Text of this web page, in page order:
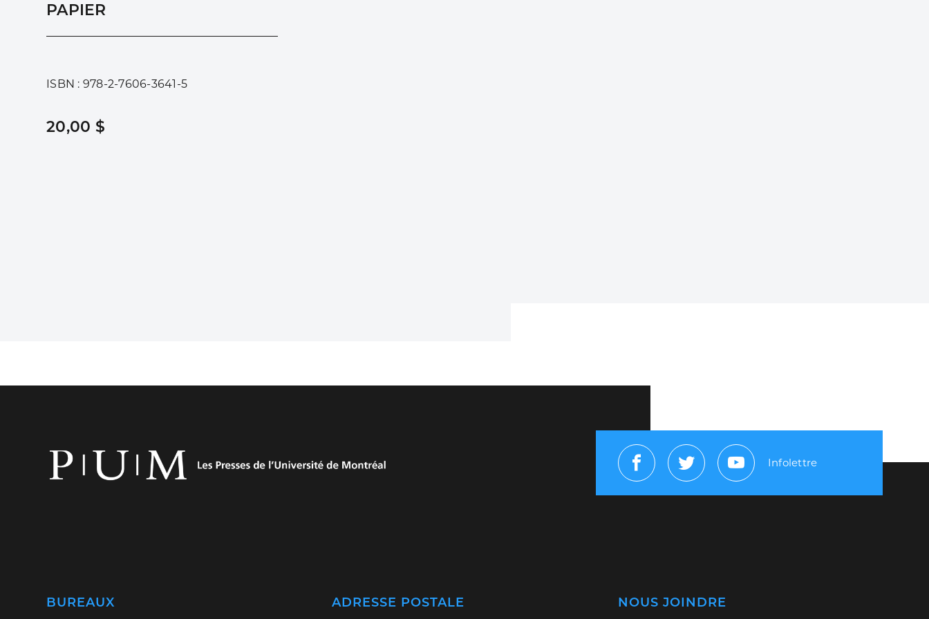
PAPIER
ISBN : 978-2-7606-3641-5
20,00 $
FacebookTwitterYoutube
Infolettre
BUREAUX ADRESSE POSTALE NOUS JOINDRE